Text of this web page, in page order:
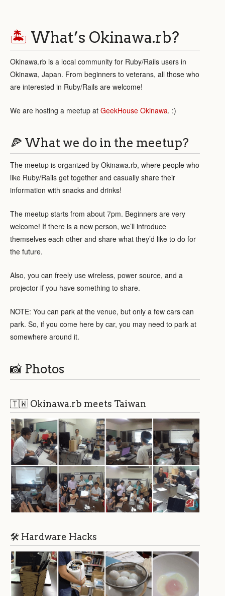
🏝 What’s Okinawa.rb?
Okinawa.rb is a local community for Ruby/Rails users in
Okinawa, Japan. From beginners to veterans, all those who
are interested in Ruby/Rails are welcome!
We are hosting a meetup at GeekHouse Okinawa. :)
🍕 What we do in the meetup?
The meetup is organized by Okinawa.rb, where people who
like Ruby/Rails get together and casually share their
information with snacks and drinks!
The meetup starts from about 7pm. Beginners are very
welcome! If there is a new person, we’ll introduce
themselves each other and share what they’d like to do for
the future.
Also, you can freely use wireless, power source, and a
projector if you have something to share.
NOTE: You can park at the venue, but only a few cars can
park. So, if you come here by car, you may need to park at
somewhere around it.
📸 Photos
🇹🇼 Okinawa.rb meets Taiwan
🛠 Hardware Hacks